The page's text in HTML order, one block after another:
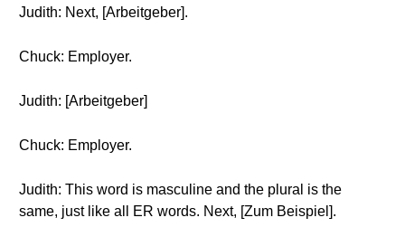
Judith: Next, [Arbeitgeber].
Chuck: Employer.
Judith: [Arbeitgeber]
Chuck: Employer.
Judith: This word is masculine and the plural is the
same, just like all ER words. Next, [Zum Beispiel].